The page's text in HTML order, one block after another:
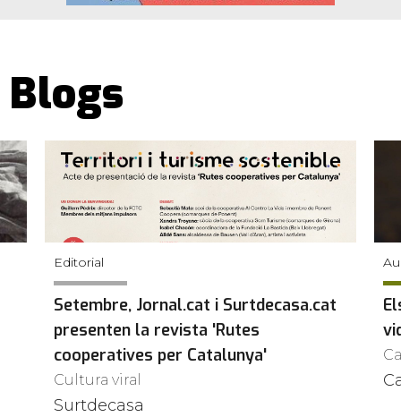
Blogs
Editorial
Setembre, Jornal.cat i Surtdecasa.cat
presenten la revista 'Rutes
cooperatives per Catalunya'
Cultura viral
Surtdecasa